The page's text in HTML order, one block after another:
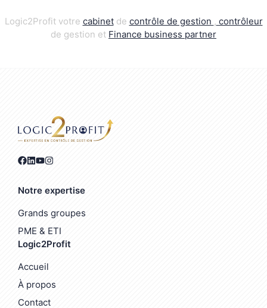
Logic2Profit votre cabinetde contrôle de gestion , contrôleur
de gestion et Finance business partner
Notre expertise
Grands groupes
PME & ETI
Logic2Profit
Accueil
À propos
Contact